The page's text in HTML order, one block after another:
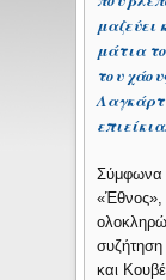
μαζεύει
μάτια
του
Λαγκάρτ
Σύμφωνα
«Έθνος»,
και